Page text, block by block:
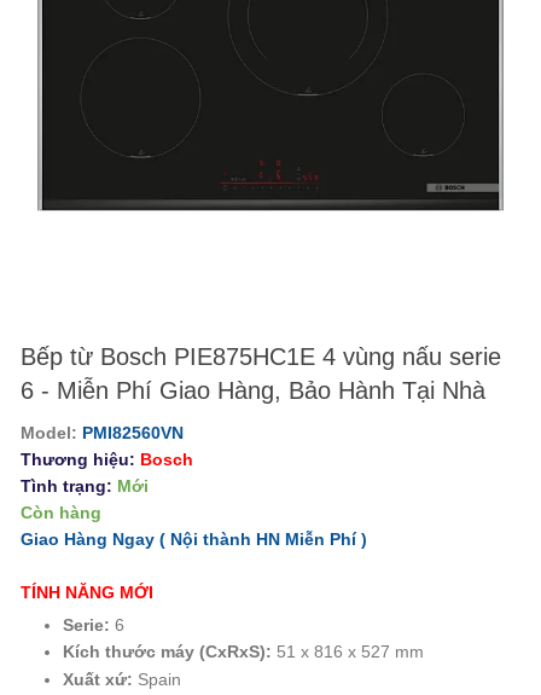
Bếp từ Bosch PIE875HC1E 4 vùng nấu serie
6 - Miễn Phí Giao Hàng, Bảo Hành Tại Nhà
Model: PMI82560VN
Thương hiệu: Bosch
Tình trạng: Mới
Còn hàng
Giao Hàng Ngay ( Nội thành HN Miễn Phí)
TÍNH NĂNG MỚI
Serie: 6
Kích thước máy (CxRxS): 51 x 816 x 527 mm
Xuất xứ: Spain